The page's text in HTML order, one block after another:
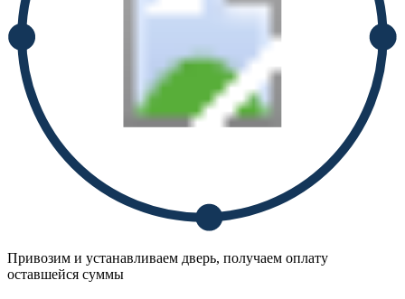
Привозим и устанавливаем дверь, получаем оплату
оставшейся суммы